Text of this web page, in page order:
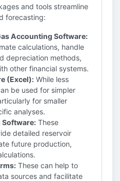
and tools streamline
forecasting:
Accounting Software:
calculations, handle
depreciation methods,
other financial systems.
(Excel): While less
be used for simpler
for smaller
analyses.
Software: These
detailed reservoir
future production,
These can help to
sources and facilitate